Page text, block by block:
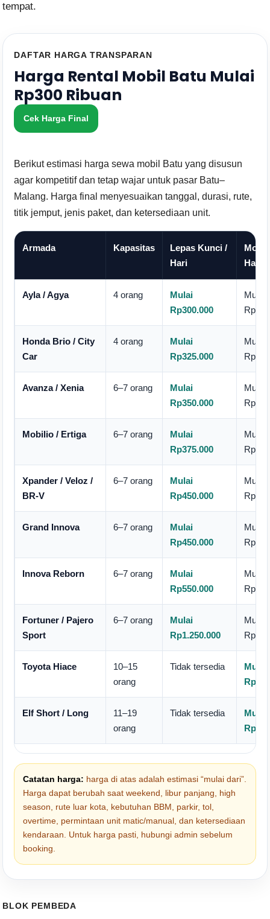
tempat.
DAFTAR HARGA TRANSPARAN
Harga Rental Mobil Batu Mulai
Rp300 Ribuan
Cek Harga Final
Berikut estimasi harga sewa mobil Batu yang disusun
agar kompetitif dan tetap wajar untuk pasar Batu–
Malang. Harga final menyesuaikan tanggal, durasi, rute,
titik jemput, jenis paket, dan ketersediaan unit.
Armada Kapasitas
Lepas Kunci /
Hari
Mobil
Hari
Ayla / Agya 4 orang
Mulai
Rp300.000
Mulai
Honda Brio / City
Car
4 orang
Mulai
Rp325.000
Mulai
Avanza / Xenia 6–7 orang
Mulai
Rp350.000
Mulai
Mobilio / Ertiga 6–7 orang
Mulai
Rp375.000
Mulai
Xpander / Veloz /
BR-V
6–7 orang
Mulai
Rp450.000
Mulai
Grand Innova 6–7 orang
Mulai
Rp450.000
Mulai
Innova Reborn 6–7 orang
Mulai
Rp550.000
Mulai
Fortuner / Pajero
Sport
6–7 orang
Mulai
Rp1.250.000
Mulai
Toyota Hiace
10–15
orang
Tidak tersedia
Mulai
Elf Short / Long
11–19
orang
Tidak tersedia
Mulai
Catatan harga: harga di atas adalah estimasi “mulai dari”.
Harga dapat berubah saat weekend, libur panjang, high
season, rute luar kota, kebutuhan BBM, parkir, tol,
overtime, permintaan unit matic/manual, dan ketersediaan
kendaraan. Untuk harga pasti, hubungi admin sebelum
booking.
BLOK PEMBEDA